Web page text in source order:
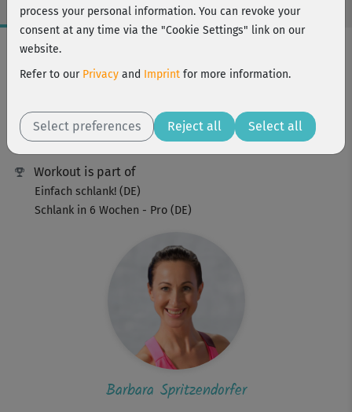
Workout Facts
intermediate
287 kcal
Barbara Spritzendorfer
Workout is part of
Einfach schlank! (DE)
Schlank in 6 Wochen - Pro (DE)
Barbara Spritzendorfer
process your personal information. You can revoke your
consent at any time via the "Cookie Settings" link on our
website.
Refer to our Privacy and Imprint for more information.
Select preferences Reject all Select all